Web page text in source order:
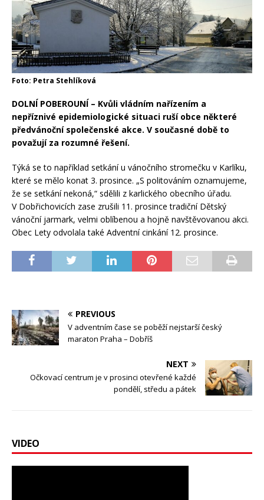
Foto: Petra Stehlíková
DOLNÍ POBEROUNÍ – Kvůli vládním nařízením a
nepříznivé epidemiologické situaci ruší obce některé
předvánoční společenské akce. V současné době to
považují za rozumné řešení.
Týká se to například setkání u vánočního stromečku v Karlíku,
které se mělo konat 3. prosince. „S politováním oznamujeme,
že se setkání nekoná,“ sdělili z karlického obecního úřadu.
V Dobřichovicích zase zrušili 11. prosince tradiční Dětský
vánoční jarmark, velmi oblíbenou a hojně navštěvovanou akci.
Obec Lety odvolala také Adventní cinkání 12. prosince.
PREVIOUS
V adventním čase se poběží nejstarší český
maraton Praha – Dobříš
NEXT
Očkovací centrum je v prosinci otevřené každé
pondělí, středu a pátek
VIDEO